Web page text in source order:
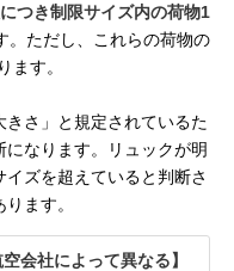
つき制限サイズ内の荷物1
。ただし、これらの荷物の
ます。
さ」と規定されているた
なります。リュックが明
ズを超えていると判断さ
ます。
会社によって異なる】